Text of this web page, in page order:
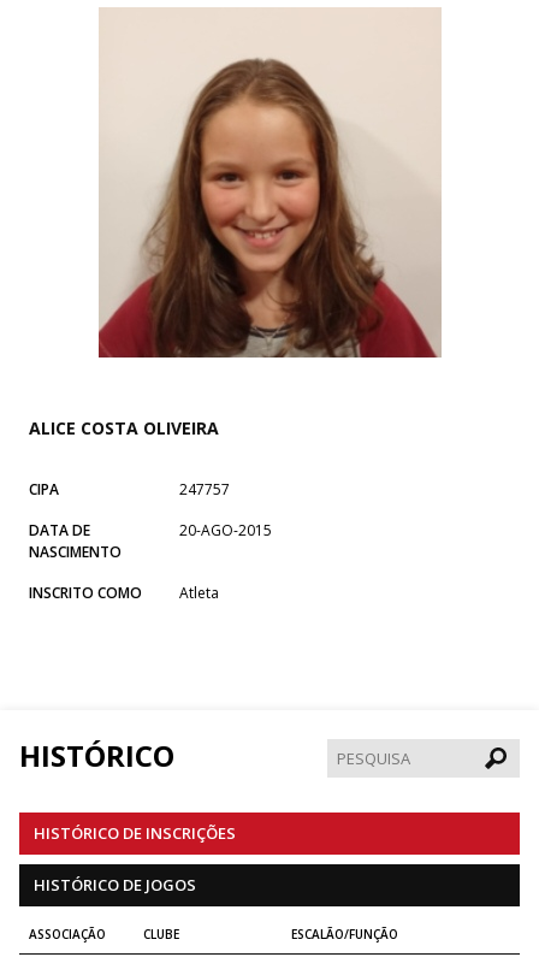
ALICE COSTA OLIVEIRA
CIPA
247757
DATA DE
NASCIMENTO
20-AGO-2015
INSCRITO COMO Atleta
HISTÓRICO
HISTÓRICO DE INSCRIÇÕES
HISTÓRICO DE JOGOS
ASSOCIAÇÃO CLUBE ESCALÃO/FUNÇÃO